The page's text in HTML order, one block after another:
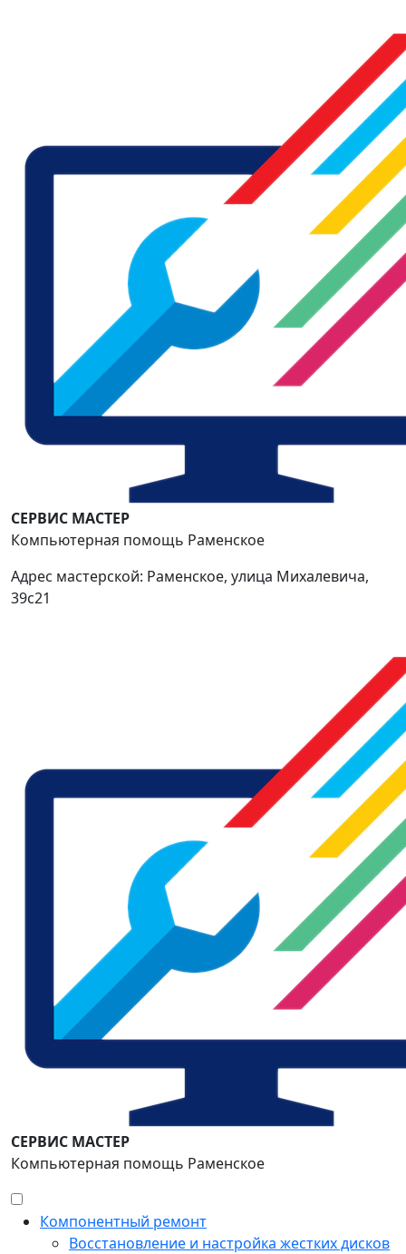
СЕРВИС МАСТЕР
Компьютерная помощь Раменское
Адрес мастерской: Раменское, улица Михалевича,
39с21
СЕРВИС МАСТЕР
Компьютерная помощь Раменское
Компонентный ремонт
Восстановление и настройка жестких дисков